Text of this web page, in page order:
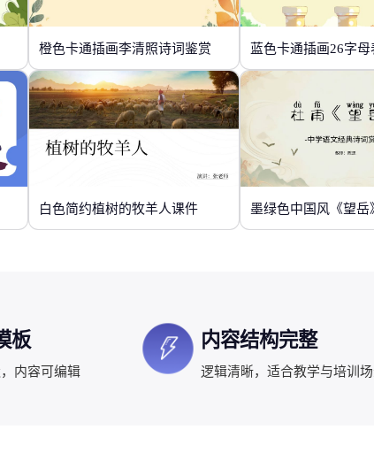
橙色卡通插画李清照诗词鉴赏 蓝色卡通插画26字母
白色简约植树的牧羊人课件
板
内容可编辑
内容结构完整
逻辑清晰，适合教学与培训